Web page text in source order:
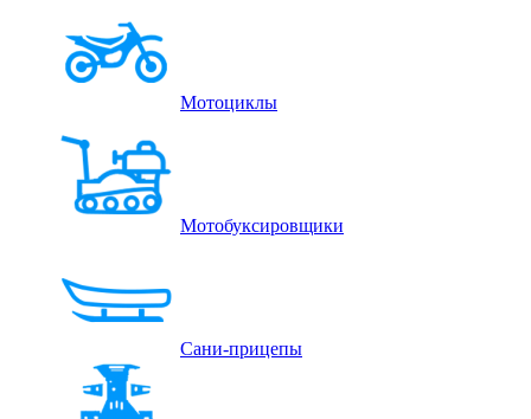
Мотоциклы
Мотобуксировщики
Сани-прицепы